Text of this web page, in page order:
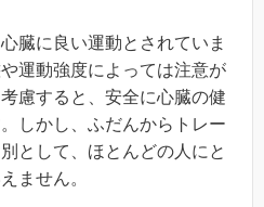
臓に良い運動とされていま
運動強度によっては注意が
慮すると、安全に心臓の健
しかし、ふだんからトレー
として、ほとんどの人にと
ません。